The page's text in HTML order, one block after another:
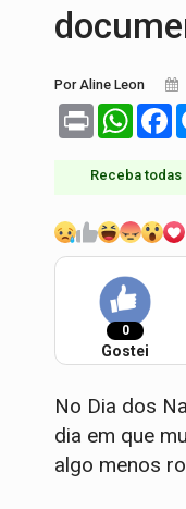
Por Aline Leon
Print
Receba todas
0
Gostei
No Dia dos
dia em que
algo menos